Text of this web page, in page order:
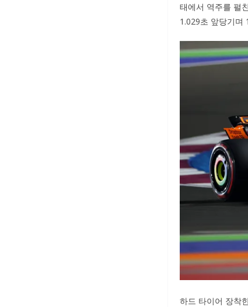
태에서 역주를 펼
1.029초 앞당기며
하드 타이어 장착